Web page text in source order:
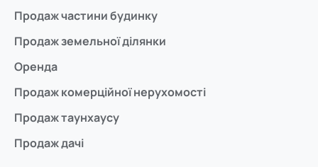
Продаж частини будинку
Продаж земельної ділянки
Оренда
Продаж комерційної нерухомості
Продаж таунхаусу
Продаж дачі